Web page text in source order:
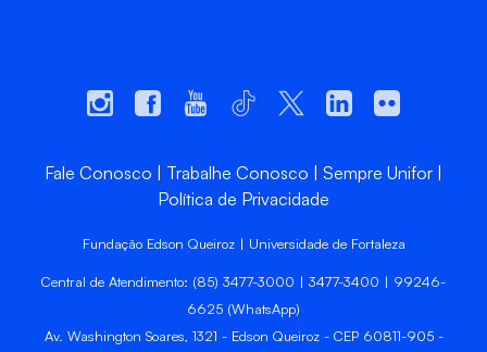
Fale Conosco Trabalhe Conosco
Sempre Unifor
Política de Privacidade
Fundação Edson Queiroz | Universidade de Fortaleza
Central de Atendimento: (85) 3477-3000 | 3477-3400 | 99246-
6625 (WhatsApp)
Av. Washington Soares, 1321 - Edson Queiroz - CEP 60811-905 -